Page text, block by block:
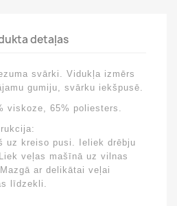
detaļas
svārki. Vidukļa izmērs
gumiju, svārku iekšpusē.
viskoze, 65% poliesters.
uz kreiso pusi. Ieliek drēbju
veļas mašīnā uz vilnas
ar delikātai veļai
līdzekli.